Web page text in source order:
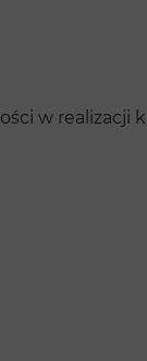
w realizacji